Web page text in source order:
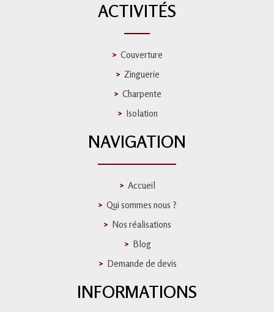
ACTIVITÉS
Couverture
Zinguerie
Charpente
Isolation
NAVIGATION
Accueil
Qui sommes nous ?
Nos réalisations
Blog
Demande de devis
INFORMATIONS